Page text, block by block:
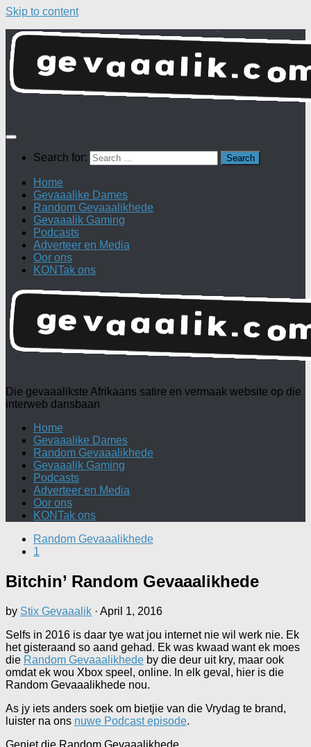
Skip to content
Search for:
Home
Gevaaalike Dames
Random Gevaaalikhede
Gevaaalik Gaming
Podcasts
Adverteer en Media
Oor ons
KONTak ons
Die gevaaalikste Afrikaans satire en vermaak website op die
interweb dansbaan
Home
Gevaaalike Dames
Random Gevaaalikhede
Gevaaalik Gaming
Podcasts
Adverteer en Media
Oor ons
KONTak ons
Random Gevaaalikhede
1
Bitchin’ Random Gevaaalikhede
by Stix Gevaaalik · April 1, 2016
Selfs in 2016 is daar tye wat jou internet nie wil werk nie. Ek
het gisteraand so aand gehad. Ek was kwaad want ek moes
die Random Gevaaalikhede by die deur uit kry, maar ook
omdat ek wou Xbox speel, online. In elk geval, hier is die
Random Gevaaalikhede nou.
As jy iets anders soek om bietjie van die Vrydag te brand,
luister na ons nuwe Podcast episode.
Geniet die Random Gevaaalikhede.